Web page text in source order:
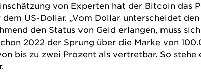
von Experten hat der Bitcoin das
US-Dollar. „Vom Dollar unterscheidet
den Status von Geld erlangen, muss
2022 der Sprung über die Marke von
bis zu zwei Prozent als vertretbar. So